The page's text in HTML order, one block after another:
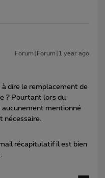
Forum|Forum|1 year ago
à dire le remplacement de
? Pourtant lors du
aucunement mentionné
nécessaire.
récapitulatif il est bien